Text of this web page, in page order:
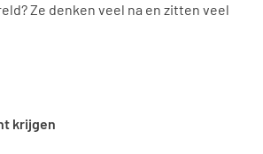
Ze denken veel na en zitten veel
krijgen